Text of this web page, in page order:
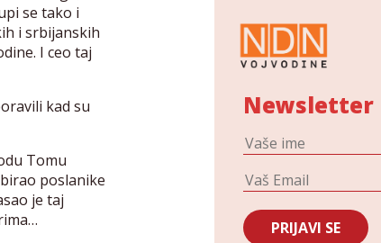
se tako i
i srbijanskih
I ceo taj
kad su
Tomu
poslanike
je taj
Newsletter